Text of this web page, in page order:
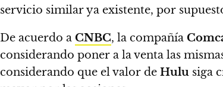
servicio similar ya existente, por
De acuerdo a CNBC, la compañía
considerando poner a la venta las
considerando que el valor de Hulu siga